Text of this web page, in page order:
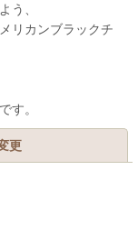
う、
リカンブラックチ
す。
更